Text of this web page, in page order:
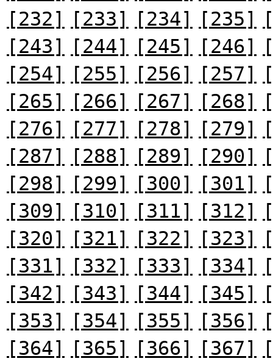
[232]
[233] [234] [235]
[243]
[244] [245] [246]
[254]
[255] [256] [257]
[265]
[266] [267] [268]
[276]
[277] [278] [279]
[287]
[288] [289] [290]
[298]
[299] [300] [301]
[309]
[310] [311] [312]
[320]
[321] [322] [323]
[331]
[332] [333] [334]
[342]
[343] [344] [345]
[353]
[354] [355] [356]
[364]
[365] [366] [367]